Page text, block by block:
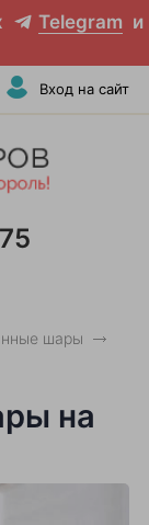
Telegram и
Вход на сайт
шары
на